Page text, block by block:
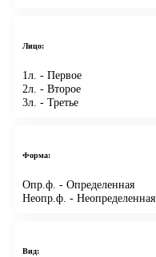
Лицо:
1л. - Первое
2л. - Второе
3л. - Третье
Форма:
Опр.ф. - Определенная
Неопр.ф. - Неопределенная
Вид: